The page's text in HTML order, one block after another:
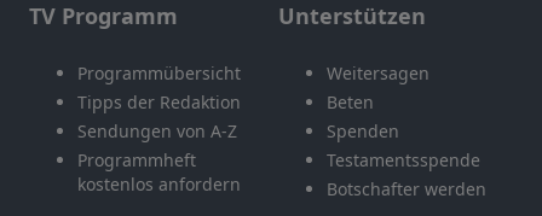
TV Programm
Programmübersicht
Tipps der Redaktion
Sendungen von A-Z
Programmheft
kostenlos anfordern
Unterstützen
Weitersagen
Beten
Spenden
Testamentsspende
Botschafter werden